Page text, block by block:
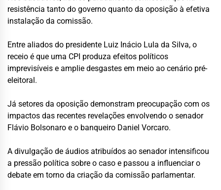
resistência tanto do governo quanto da oposição à efetiva
instalação da comissão.
Entre aliados do presidente Luiz Inácio Lula da Silva, o
receio é que uma CPI produza efeitos políticos
imprevisíveis e amplie desgastes em meio ao cenário pré-
eleitoral.
Já setores da oposição demonstram preocupação com os
impactos das recentes revelações envolvendo o senador
Flávio Bolsonaro e o banqueiro Daniel Vorcaro.
A divulgação de áudios atribuídos ao senador intensificou
a pressão política sobre o caso e passou a influenciar o
debate em torno da criação da comissão parlamentar.